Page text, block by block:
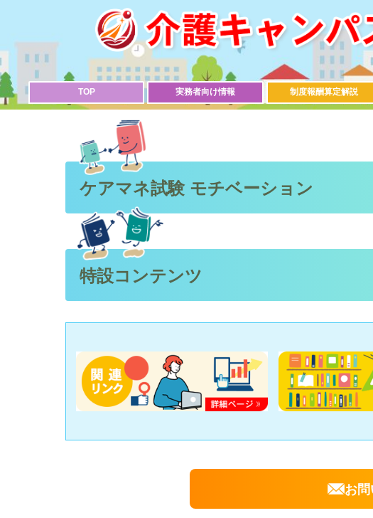
TOP 実務者向け情報 制度報酬算定解説
ケアマネ試験 モチベーション
特設コンテンツ
お